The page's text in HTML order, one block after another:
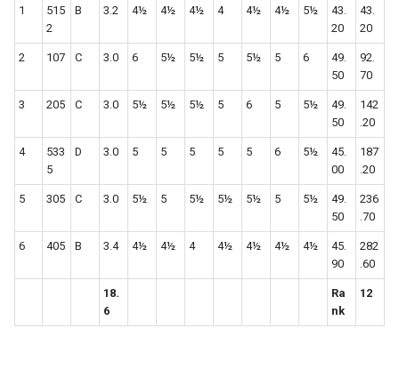
1
515
2
B 3.2 4½ 4½ 4½ 4 4½ 4½ 5½
43.
20
43.
20
2 107 C 3.0 6 5½ 5½ 5 5½ 5 6
49.
50
92.
70
3 205 C 3.0 5½ 5½ 5½ 5 6 5 5½
49.
50
142
.20
4
533
5
D 3.0 5 5 5 5 5 6 5½
45.
00
187
.20
5 305 C 3.0 5½ 5 5½ 5½ 5½ 5 5½
49.
50
236
.70
6 405 B 3.4 4½ 4½ 4 4½ 4½ 4½ 4½
45.
90
282
.60
18.
6
Ra
nk
12